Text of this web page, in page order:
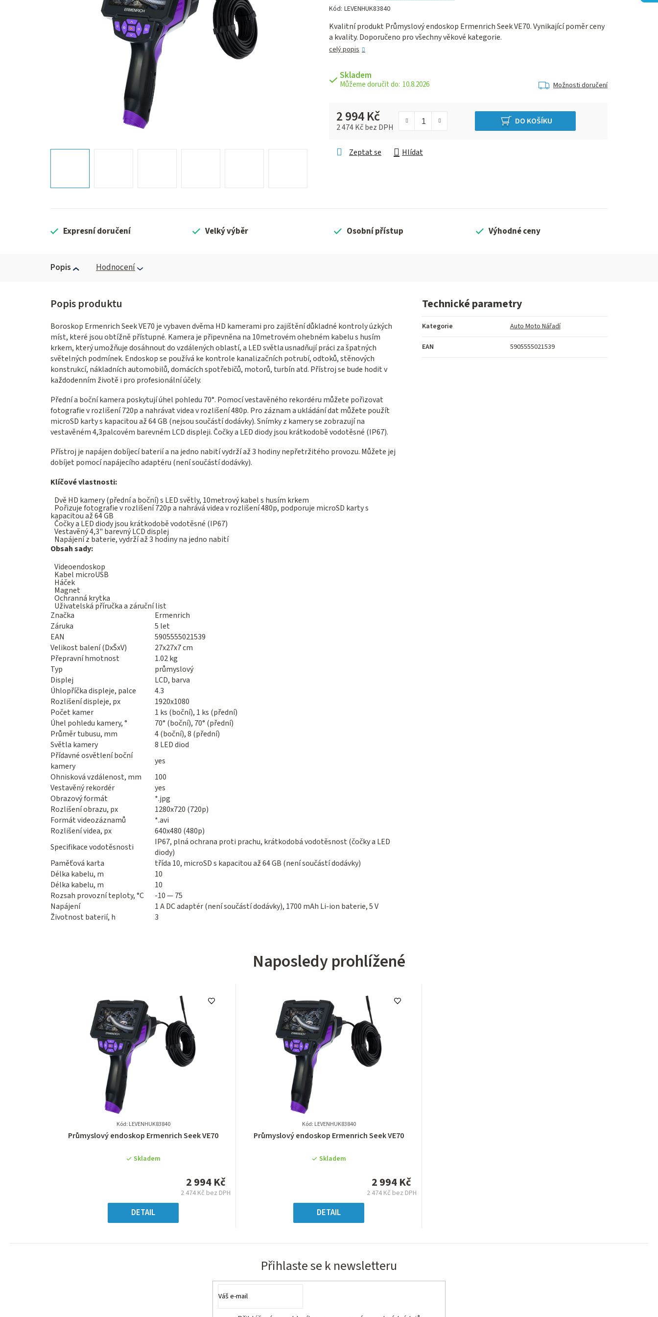
hodnocení
je
0,0
z 5
Kód: LEVENHUK83840
Kvalitní produkt Průmyslový endoskop Ermenrich Seek VE70. Vynikající poměr ceny
a kvality. Doporučeno pro všechny věkové kategorie.
celý popis
Skladem
10.8.2026 Možnosti doručení
2 994 Kč
2 474 Kč bez DPH
DO KOŠÍKU
Zeptat se Hlídat
Expresní doručení Velký výběr Osobní přístup Výhodné ceny
Popis Hodnocení
Boroskop Ermenrich Seek VE70 je vybaven dvěma HD kamerami pro zajištění důkladné kontroly úzkých
míst, které jsou obtížně přístupné. Kamera je připevněna na 10metrovém ohebném kabelu s husím
krkem, který umožňuje dosáhnout do vzdálených oblastí, a LED světla usnadňují práci za špatných
světelných podmínek. Endoskop se používá ke kontrole kanalizačních potrubí, odtoků, stěnových
konstrukcí, nákladních automobilů, domácích spotřebičů, motorů, turbín atd. Přístroj se bude hodit v
každodenním životě i pro profesionální účely.
Přední a boční kamera poskytují úhel pohledu 70°. Pomocí vestavěného rekordéru můžete pořizovat
fotografie v rozlišení 720p a nahrávat videa v rozlišení 480p. Pro záznam a ukládání dat můžete použít
microSD karty s kapacitou až 64 GB (nejsou součástí dodávky). Snímky z kamery se zobrazují na
vestavěném 4,3palcovém barevném LCD displeji. Čočky a LED diody jsou krátkodobě vodotěsné (IP67).
Přístroj je napájen dobíjecí baterií a na jedno nabití vydrží až 3 hodiny nepřetržitého provozu. Můžete jej
dobíjet pomocí napájecího adaptéru (není součástí dodávky).
Klíčové vlastnosti:
Dvě HD kamery (přední a boční) s LED světly, 10metrový kabel s husím krkem
Pořizuje fotografie v rozlišení 720p a nahrává videa v rozlišení 480p, podporuje microSD karty s
kapacitou až 64 GB
Čočky a LED diody jsou krátkodobě vodotěsné (IP67)
Vestavěný 4,3" barevný LCD displej
Napájení z baterie, vydrží až 3 hodiny na jedno nabití
Obsah sady:
Videoendoskop
Kabel microUSB
Háček
Magnet
Ochranná krytka
Uživatelská příručka a záruční list
Značka
Ermenrich
Záruka
5 let
EAN
5905555021539
Velikost balení (DxŠxV)
27x27x7 cm
Přepravní hmotnost
1.02 kg
Typ
průmyslový
Displej
LCD, barva
Úhlopříčka displeje, palce
4.3
Rozlišení displeje, px
1920x1080
Počet kamer
1 ks (boční), 1 ks (přední)
Úhel pohledu kamery, °
70° (boční), 70° (přední)
Průměr tubusu, mm
4 (boční), 8 (přední)
Světla kamery
8 LED diod
Přídavné osvětlení boční
kamery
yes
Ohnisková vzdálenost, mm
100
Vestavěný rekordér
yes
Obrazový formát
*.jpg
Rozlišení obrazu, px
1280x720 (720p)
Formát videozáznamů
*.avi
Rozlišení videa, px
640x480 (480p)
Specifikace vodotěsnosti
IP67, plná ochrana proti prachu, krátkodobá vodotěsnost (čočky a LED
diody)
Paměťová karta
třída 10, microSD s kapacitou až 64 GB (není součástí dodávky)
Délka kabelu, m
10
Délka kabelu, m
10
Rozsah provozní teploty, °C
-10 — 75
Napájení
1 A DC adaptér (není součástí dodávky), 1700 mAh Li-ion baterie, 5 V
Životnost baterií, h
3
Technické parametry
Kategorie Auto Moto Nářadí
EAN 5905555021539
Naposledy prohlížené
Kód: LEVENHUK83840
Průměrné
produktu
5
hvězdiček.
Průmyslový endoskop Ermenrich Seek VE70
Skladem
2 994 Kč
2 474 Kč bez DPH
DETAIL
Kód: LEVENHUK83840
Průměrné
produktu
5
hvězdiček.
Průmyslový endoskop Ermenrich Seek VE70
Skladem
2 994 Kč
2 474 Kč bez DPH
DETAIL
Přihlaste se k newsletteru